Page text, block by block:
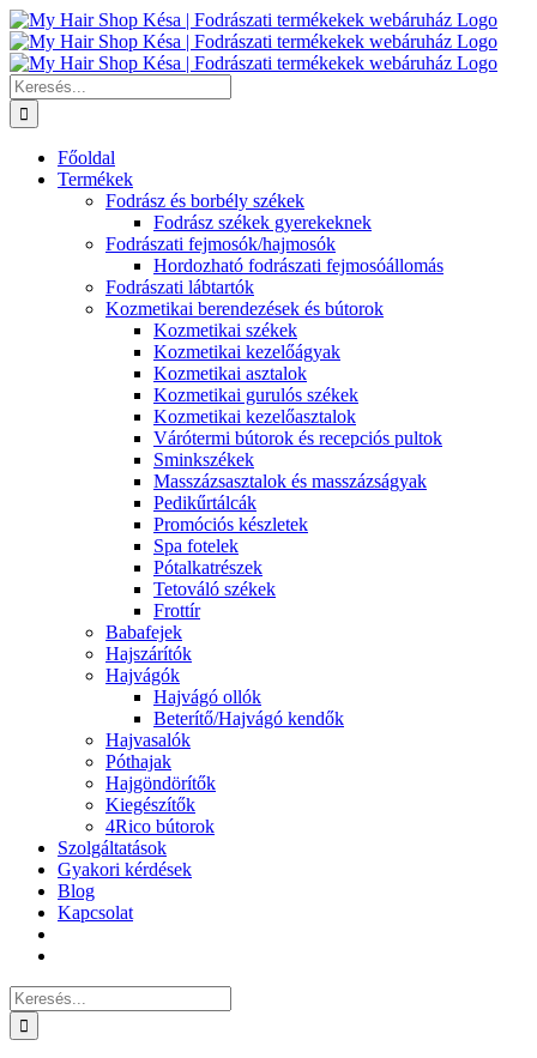
Kihagyás
Keresés...
Főoldal
Termékek
Fodrász és borbély székek
Fodrász székek gyerekeknek
Fodrászati fejmosók/hajmosók
Hordozható fodrászati fejmosóállomás
Fodrászati lábtartók
Kozmetikai berendezések és bútorok
Kozmetikai székek
Kozmetikai kezelőágyak
Kozmetikai asztalok
Kozmetikai gurulós székek
Kozmetikai kezelőasztalok
Várótermi bútorok és recepciós pultok
Sminkszékek
Masszázsasztalok és masszázságyak
Pedikűrtálcák
Promóciós készletek
Spa fotelek
Pótalkatrészek
Tetováló székek
Frottír
Babafejek
Hajszárítók
Hajvágók
Hajvágó ollók
Beterítő/Hajvágó kendők
Hajvasalók
Póthajak
Hajgöndörítők
Kiegészítők
4Rico bútorok
Szolgáltatások
Gyakori kérdések
Blog
Kapcsolat
Keresés...